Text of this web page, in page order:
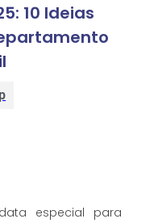
10 Ideias
especial para